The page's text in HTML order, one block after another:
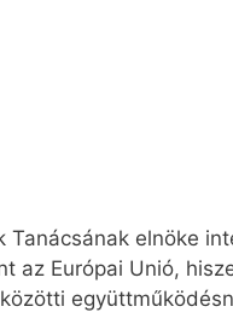
Tanácsának elnöke
az Európai Unió,